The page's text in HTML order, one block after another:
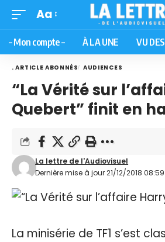
Aa
– Mon compte – À LA UNE VU
. ARTICLE ABONNÉS AUDIENCES
“La Vérité sur
Quebert” finit en
Dernière mise à jour 21/12/2018 08:59
La lettre de l'Audiovisuel
La minisérie de TF1 s’est